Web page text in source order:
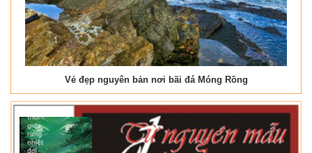
Vẻ đẹp nguyên bản nơi bãi đá Móng Rồng